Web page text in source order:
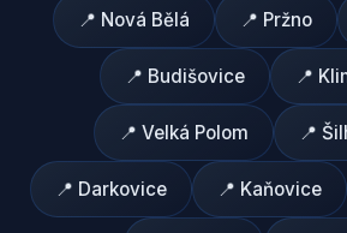
📍 Nová Bělá 📍 Pržno
📍 Budišovice 📍
📍 Velká Polom 📍
📍 Darkovice 📍 Kaňovice